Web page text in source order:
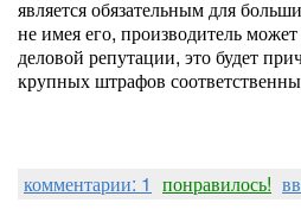
является обязательным для
не имея его, производитель
деловой репутации, это будет
крупных штрафов
комментарии: 1 понравилось!